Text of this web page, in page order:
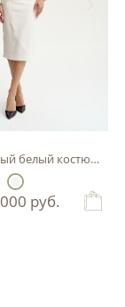
белый костюм-
руб.